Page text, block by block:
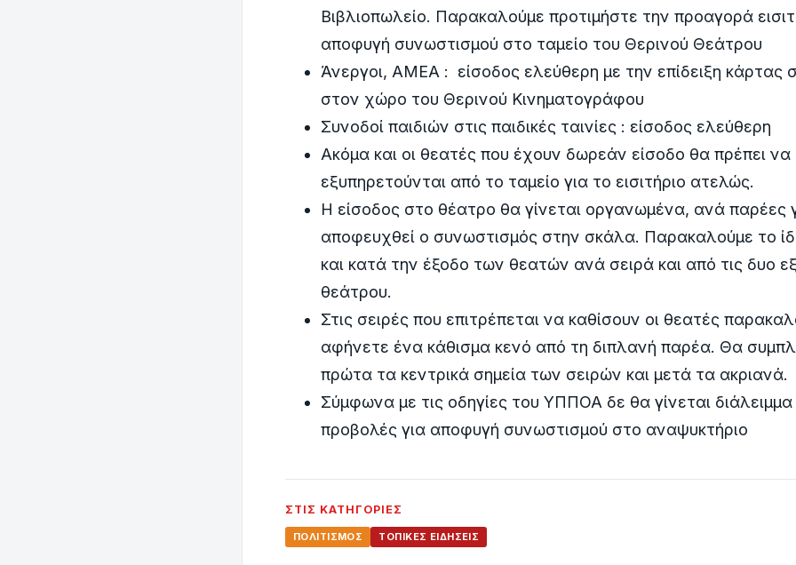
Βιβλιοπωλείο. Παρακαλούμε προτιμήστε την προαγορά
αποφυγή συνωστισμού στο ταμείο του Θερινού Θεάτρου
Άνεργοι, ΑΜΕΑ : είσοδος ελεύθερη με την επίδειξη κάρτας
στον χώρο του Θερινού Κινηματογράφου
Συνοδοί παιδιών στις παιδικές ταινίες : είσοδος ελεύθερη
Ακόμα και οι θεατές που έχουν δωρεάν είσοδο θα πρέπει να
εξυπηρετούνται από το ταμείο για το εισιτήριο ατελώς.
Η είσοδος στο θέατρο θα γίνεται οργανωμένα, ανά παρέες
αποφευχθεί ο συνωστισμός στην σκάλα. Παρακαλούμε το
και κατά την έξοδο των θεατών ανά σειρά και από τις δυο
θεάτρου.
Στις σειρές που επιτρέπεται να καθίσουν οι θεατές
αφήνετε ένα κάθισμα κενό από τη διπλανή παρέα. Θα
πρώτα τα κεντρικά σημεία των σειρών και μετά τα ακριανά.
Σύμφωνα με τις οδηγίες του ΥΠΠΟΑ δε θα γίνεται διάλειμμα
προβολές για αποφυγή συνωστισμού στο αναψυκτήριο
ΣΤΙΣ ΚΑΤΗΓΟΡΊΕΣ
ΠΟΛΙΤΙΣΜΌΣ ΤΟΠΙΚΈΣ ΕΙΔΉΣΕΙΣ